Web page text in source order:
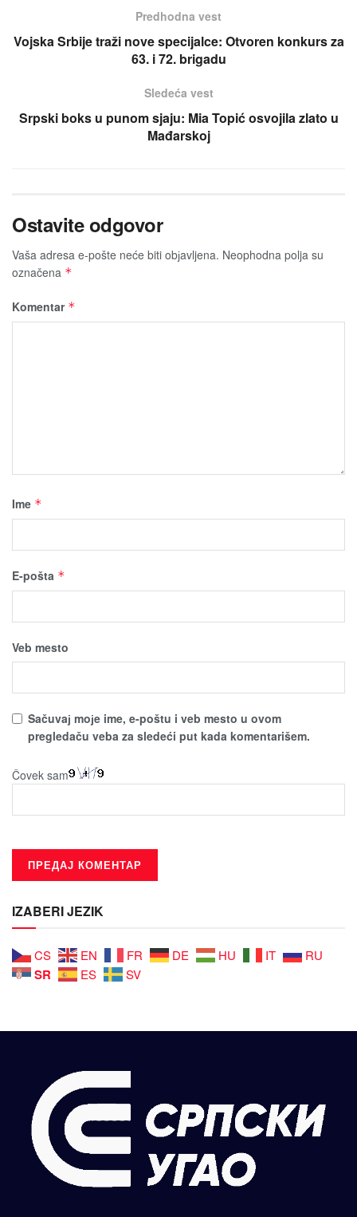
Predhodna vest
Vojska Srbije traži nove specijalce: Otvoren konkurs za
63. i 72. brigadu
Sledeća vest
Srpski boks u punom sjaju: Mia Topić osvojila zlato u
Mađarskoj
Ostavite odgovor
Vaša adresa e-pošte neće biti obјavljena. Neophodna polja su
označena *
Komentar *
Ime *
E-pošta *
Veb mesto
Sačuvaј moјe ime, e-poštu i veb mesto u ovom
pregledaču veba za sledeći put kada komentarišem.
Čovek sam
IZABERI JEZIK
CS EN FR DE HU IT RU
SR ES SV